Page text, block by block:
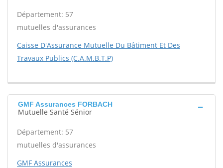
Département: 57
mutuelles d'assurances
Caisse D'Assurance Mutuelle Du Bâtiment Et Des
Travaux Publics (C.A.M.B.T.P)
GMF Assurances FORBACH
Mutuelle Santé Sénior
Département: 57
mutuelles d'assurances
GMF Assurances